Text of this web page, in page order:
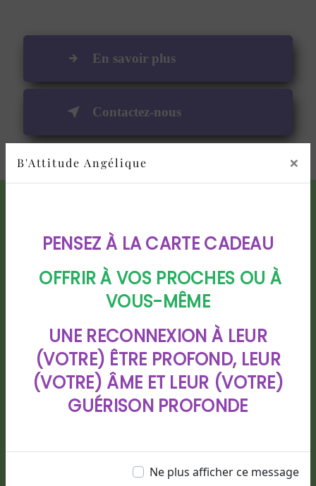
B'Attitude Angélique ×
PENSEZ À LA CARTE CADEAU
OFFRIR À VOS PROCHES OU À
VOUS-MÊME
UNE RECONNEXION À LEUR
(VOTRE) ÊTRE PROFOND, LEUR
(VOTRE) ÂME ET LEUR (VOTRE)
GUÉRISON PROFONDE
Ne plus afficher ce message
En savoir plus
Contactez-nous
Adresse
88 chemin de Bigarre lotissement
CHIOULEBEN, 40280 HAUT MAUCO
Téléphone